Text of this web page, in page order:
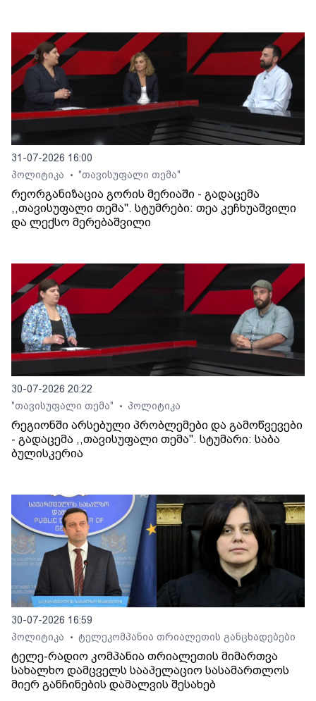
31-07-2026 16:00
პოლიტიკა
• "თავისუფალი თემა"
რეორგანიზაცია გორის მერიაში - გადაცემა
,,თავისუფალი თემა". სტუმრები: თეა კეჩხუაშვილი
და ლექსო მერებაშვილი
30-07-2026 20:22
"თავისუფალი თემა"
• პოლიტიკა
რეგიონში არსებული პრობლემები და გამოწვევები
- გადაცემა ,,თავისუფალი თემა". სტუმარი: საბა
ბულისკერია
30-07-2026 16:59
პოლიტიკა
• ტელეკომპანია თრიალეთის განცხადებები
ტელე-რადიო კომპანია თრიალეთის მიმართვა
სახალხო დამცველს სააპელაციო სასამართლოს
მიერ განჩინების დამალვის შესახებ